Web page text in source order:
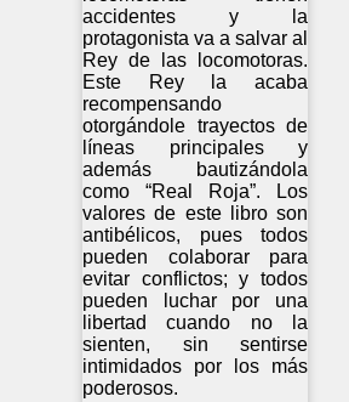
accidentes y la
protagonista va a salvar al
Rey de las locomotoras.
Este Rey la acaba
recompensando
otorgándole trayectos de
líneas principales y
además bautizándola
como “Real Roja”. Los
valores de este libro son
antibélicos, pues todos
pueden colaborar para
evitar conflictos; y todos
pueden luchar por una
libertad cuando no la
sienten, sin sentirse
intimidados por los más
poderosos.